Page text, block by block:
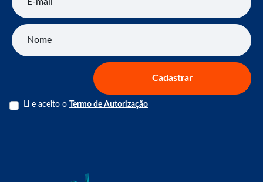
Nome
Cadastrar
Li e aceito o Termo de Autorização